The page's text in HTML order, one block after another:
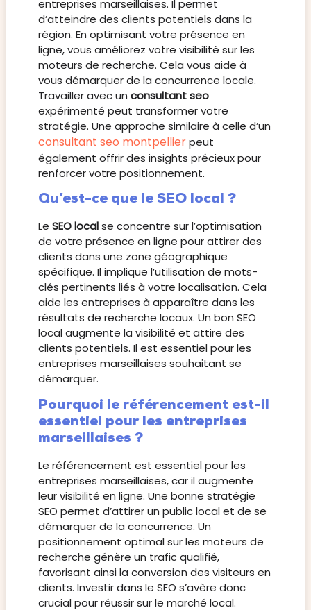
entreprises marseillaises. Il permet
d’atteindre des clients potentiels dans la
région. En optimisant votre présence en
ligne, vous améliorez votre visibilité sur les
moteurs de recherche. Cela vous aide à
vous démarquer de la concurrence locale.
Travailler avec un consultant seo
expérimenté peut transformer votre
stratégie. Une approche similaire à celle d’un
consultant seo montpellierpeut
également offrir des insights précieux pour
renforcer votre positionnement.
Qu’est-ce que le SEO local ?
Le SEO localse concentre sur l’optimisation
de votre présence en ligne pour attirer des
clients dans une zone géographique
spécifique. Il implique l’utilisation de mots-
clés pertinents liés à votre localisation. Cela
aide les entreprises à apparaître dans les
résultats de recherche locaux. Un bon SEO
local augmente la visibilité et attire des
clients potentiels. Il est essentiel pour les
entreprises marseillaises souhaitant se
démarquer.
Pourquoi le référencement est-il
essentiel pour les entreprises
marseillaises ?
Le référencement est essentiel pour les
entreprises marseillaises, car il augmente
leur visibilité en ligne. Une bonne stratégie
SEO permet d’attirer un public local et de se
démarquer de la concurrence. Un
positionnement optimal sur les moteurs de
recherche génère un trafic qualifié,
favorisant ainsi la conversion des visiteurs en
clients. Investir dans le SEO s’avère donc
crucial pour réussir sur le marché local.